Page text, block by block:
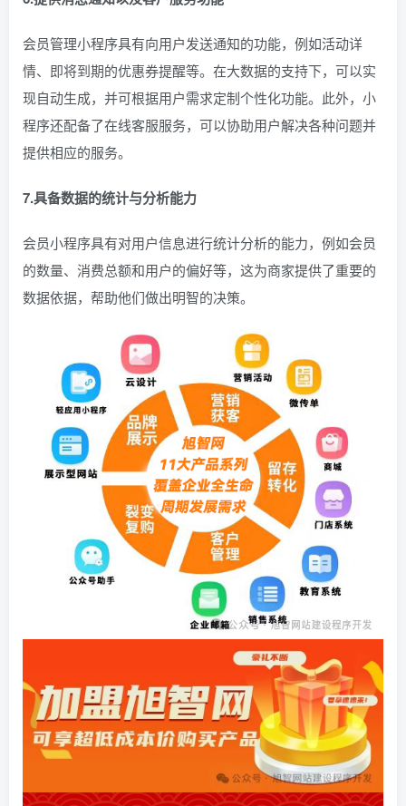
会员管理小程序具有向用户发送通知的功能，例如活动详
情、即将到期的优惠券提醒等。在大数据的支持下，可以实
现自动生成，并可根据用户需求定制个性化功能。此外，小
程序还配备了在线客服服务，可以协助用户解决各种问题并
提供相应的服务。
7.具备数据的统计与分析能力
会员小程序具有对用户信息进行统计分析的能力，例如会员
的数量、消费总额和用户的偏好等，这为商家提供了重要的
数据依据，帮助他们做出明智的决策。